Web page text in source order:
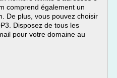
comprend également un
De plus, vous pouvez choisir
Disposez de tous les
pour votre domaine au